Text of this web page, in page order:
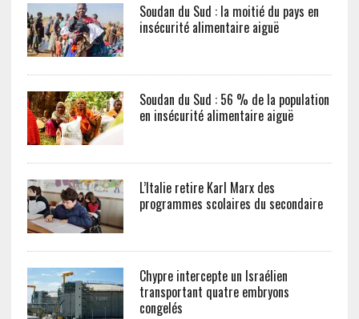
Soudan du Sud : la moitié du pays en
insécurité alimentaire aiguë
Soudan du Sud : 56 % de la population
en insécurité alimentaire aiguë
L’Italie retire Karl Marx des
programmes scolaires du secondaire
Chypre intercepte un Israélien
transportant quatre embryons
congelés